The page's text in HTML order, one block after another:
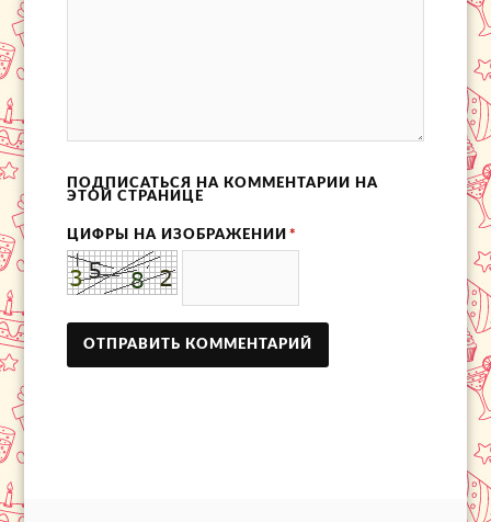
ПОДПИСАТЬСЯ НА КОММЕНТАРИИ НА
ЭТОЙ СТРАНИЦЕ
ЦИФРЫ НА ИЗОБРАЖЕНИИ *